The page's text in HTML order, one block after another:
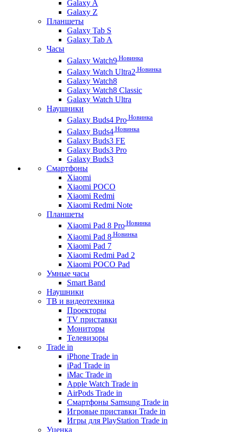
Galaxy A
Galaxy Z
Планшеты
Galaxy Tab S
Galaxy Tab A
Часы
Galaxy Watch9 Новинка
Galaxy Watch Ultra2 Новинка
Galaxy Watch8
Galaxy Watch8 Classic
Galaxy Watch Ultra
Наушники
Galaxy Buds4 Pro Новинка
Galaxy Buds4 Новинка
Galaxy Buds3 FE
Galaxy Buds3 Pro
Galaxy Buds3
Смартфоны
Xiaomi
Xiaomi POCO
Xiaomi Redmi
Xiaomi Redmi Note
Планшеты
Xiaomi Pad 8 Pro Новинка
Xiaomi Pad 8 Новинка
Xiaomi Pad 7
Xiaomi Redmi Pad 2
Xiaomi POCO Pad
Умные часы
Smart Band
Наушники
ТВ и видеотехника
Проекторы
TV приставки
Мониторы
Телевизоры
Trade in
iPhone Trade in
iPad Trade in
iMac Trade in
Apple Watch Trade in
AirPods Trade in
Смартфоны Samsung Trade in
Игровые приставки Trade in
Игры для PlayStation Trade in
Уценка